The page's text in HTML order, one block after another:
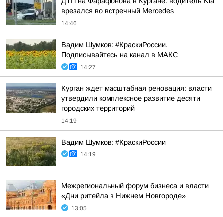
врезался во встречный Mercedes
14:46
Вадим Шумков: #КраскиРоссии.
Подписывайтесь на канал в МАКС
14:27
Курган ждет масштабная реновация: власти
утвердили комплексное развитие десяти
городских территорий
14:19
Вадим Шумков: #КраскиРоссии
14:19
Межрегиональный форум бизнеса и власти
«Дни ритейла в Нижнем Новгороде»
13:05